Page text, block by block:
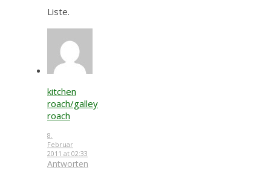
Liste.
kitchen
roach/galley
roach
8.
Februar
2011 at 02:33
Antworten